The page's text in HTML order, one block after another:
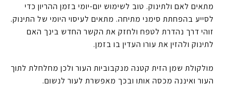
מתאים לאם ולתינוק. טוב לשימוש יום-יומי בזמן ההריון כדי
לסייע בהפחתת סימני מתיחה. מתאים לעיסוי היומי של התינוק.
זוהי דרך נהדרת לטפח ולחזק את הקשר החדש בינך האם
לתינוק ולהזין את עורו העדין בו בזמן.
מולקולת שמן הזית קטנה מנקבוביות העור ולכן מחלחלת לתוך
העור ואיננה מכסה אותו ובכך מאפשרת לעור לנשום.